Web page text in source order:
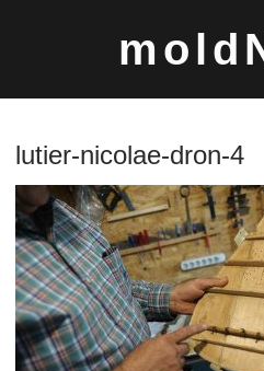
Caută
după:
lutier-nicolae-dron-4